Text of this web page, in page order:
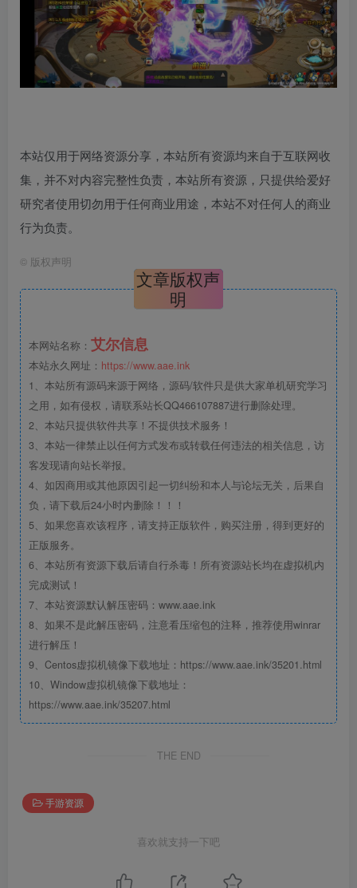
本站仅用于网络资源分享，本站所有资源均来自于互联网收
集，并不对内容完整性负责，本站所有资源，只提供给爱好
研究者使用切勿用于任何商业用途，本站不对任何人的商业
行为负责。
© 版权声明
文章版权声
明
本网站名称： 艾尔信息
本站永久网址： https://www.aae.ink
1、本站所有源码来源于网络，源码/软件只是供大家单机研究学习
之用，如有侵权，请联系站长QQ466107887进行删除处理。
2、本站只提供软件共享！不提供技术服务！
3、本站一律禁止以任何方式发布或转载任何违法的相关信息，访
客发现请向站长举报。
4、如因商用或其他原因引起一切纠纷和本人与论坛无关，后果自
负，请下载后24小时内删除！！！
5、如果您喜欢该程序，请支持正版软件，购买注册，得到更好的
正版服务。
6、本站所有资源下载后请自行杀毒！所有资源站长均在虚拟机内
完成测试！
7、本站资源默认解压密码：www.aae.ink
8、如果不是此解压密码，注意看压缩包的注释，推荐使用winrar
进行解压！
9、Centos虚拟机镜像下载地址：https://www.aae.ink/35201.html
10、Window虚拟机镜像下载地址：
https://www.aae.ink/35207.html
THE END
手游资源
喜欢就支持一下吧